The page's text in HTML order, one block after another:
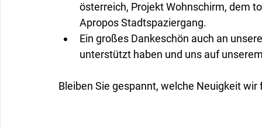
österreich, Projekt Wohnschirm, dem
Apropos Stadtspaziergang.
Ein großes Dankeschön auch an
unterstützt haben und uns auf
Bleiben Sie gespannt, welche Neuigkeit